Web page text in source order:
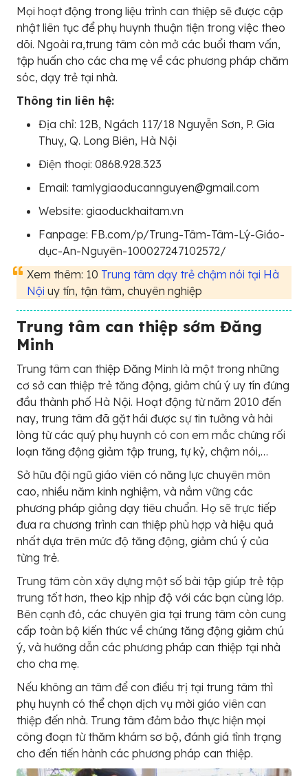
Mọi hoạt động trong liệu trình can thiệp sẽ được cập
nhật liên tục để phụ huynh thuận tiện trong việc theo
dõi. Ngoài ra,trung tâm còn mở các buổi tham vấn,
tập huấn cho các cha mẹ về các phương pháp chăm
sóc, dạy trẻ tại nhà.
Thông tin liên hệ:
Địa chỉ: 12B, Ngách 117/18 Nguyễn Sơn, P. Gia
Thuỵ, Q. Long Biên, Hà Nội
Điện thoại: 0868.928.323
Email: tamlygiaoducannguyen@gmail.com
Website: giaoduckhaitam.vn
Fanpage: FB.com/p/Trung-Tâm-Tâm-Lý-Giáo-
dục-An-Nguyên-100027247102572/
Xem thêm: 10 Trung tâm dạy trẻ chậm nói tại Hà
Nội uy tín, tận tâm, chuyên nghiệp
Trung tâm can thiệp sớm Đăng
Minh
Trung tâm can thiệp Đăng Minh là một trong những
cơ sở can thiệp trẻ tăng động, giảm chú ý uy tín đứng
đầu thành phố Hà Nội. Hoạt động từ năm 2010 đến
nay, trung tâm đã gặt hái được sự tin tưởng và hài
lòng từ các quý phụ huynh có con em mắc chứng rối
loạn tăng động giảm tập trung, tự kỷ, chậm nói,…
Sở hữu đội ngũ giáo viên có năng lực chuyên môn
cao, nhiều năm kinh nghiệm, và nắm vững các
phương pháp giảng dạy tiêu chuẩn. Họ sẽ trực tiếp
đưa ra chương trình can thiệp phù hợp và hiệu quả
nhất dựa trên mức độ tăng động, giảm chú ý của
từng trẻ.
Trung tâm còn xây dựng một số bài tập giúp trẻ tập
trung tốt hơn, theo kịp nhịp độ với các bạn cùng lớp.
Bên cạnh đó, các chuyên gia tại trung tâm còn cung
cấp toàn bộ kiến thức về chứng tăng động giảm chú
ý, và hướng dẫn các phương pháp can thiệp tại nhà
cho cha mẹ.
Nếu không an tâm để con điều trị tại trung tâm thì
phụ huynh có thể chọn dịch vụ mời giáo viên can
thiệp đến nhà. Trung tâm đảm bảo thực hiện mọi
công đoạn từ thăm khám sơ bộ, đánh giá tình trạng
cho đến tiến hành các phương pháp can thiệp.